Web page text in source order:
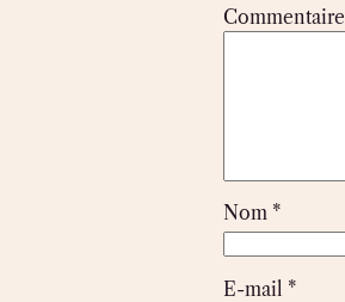
Commentaire
Nom *
E-mail *